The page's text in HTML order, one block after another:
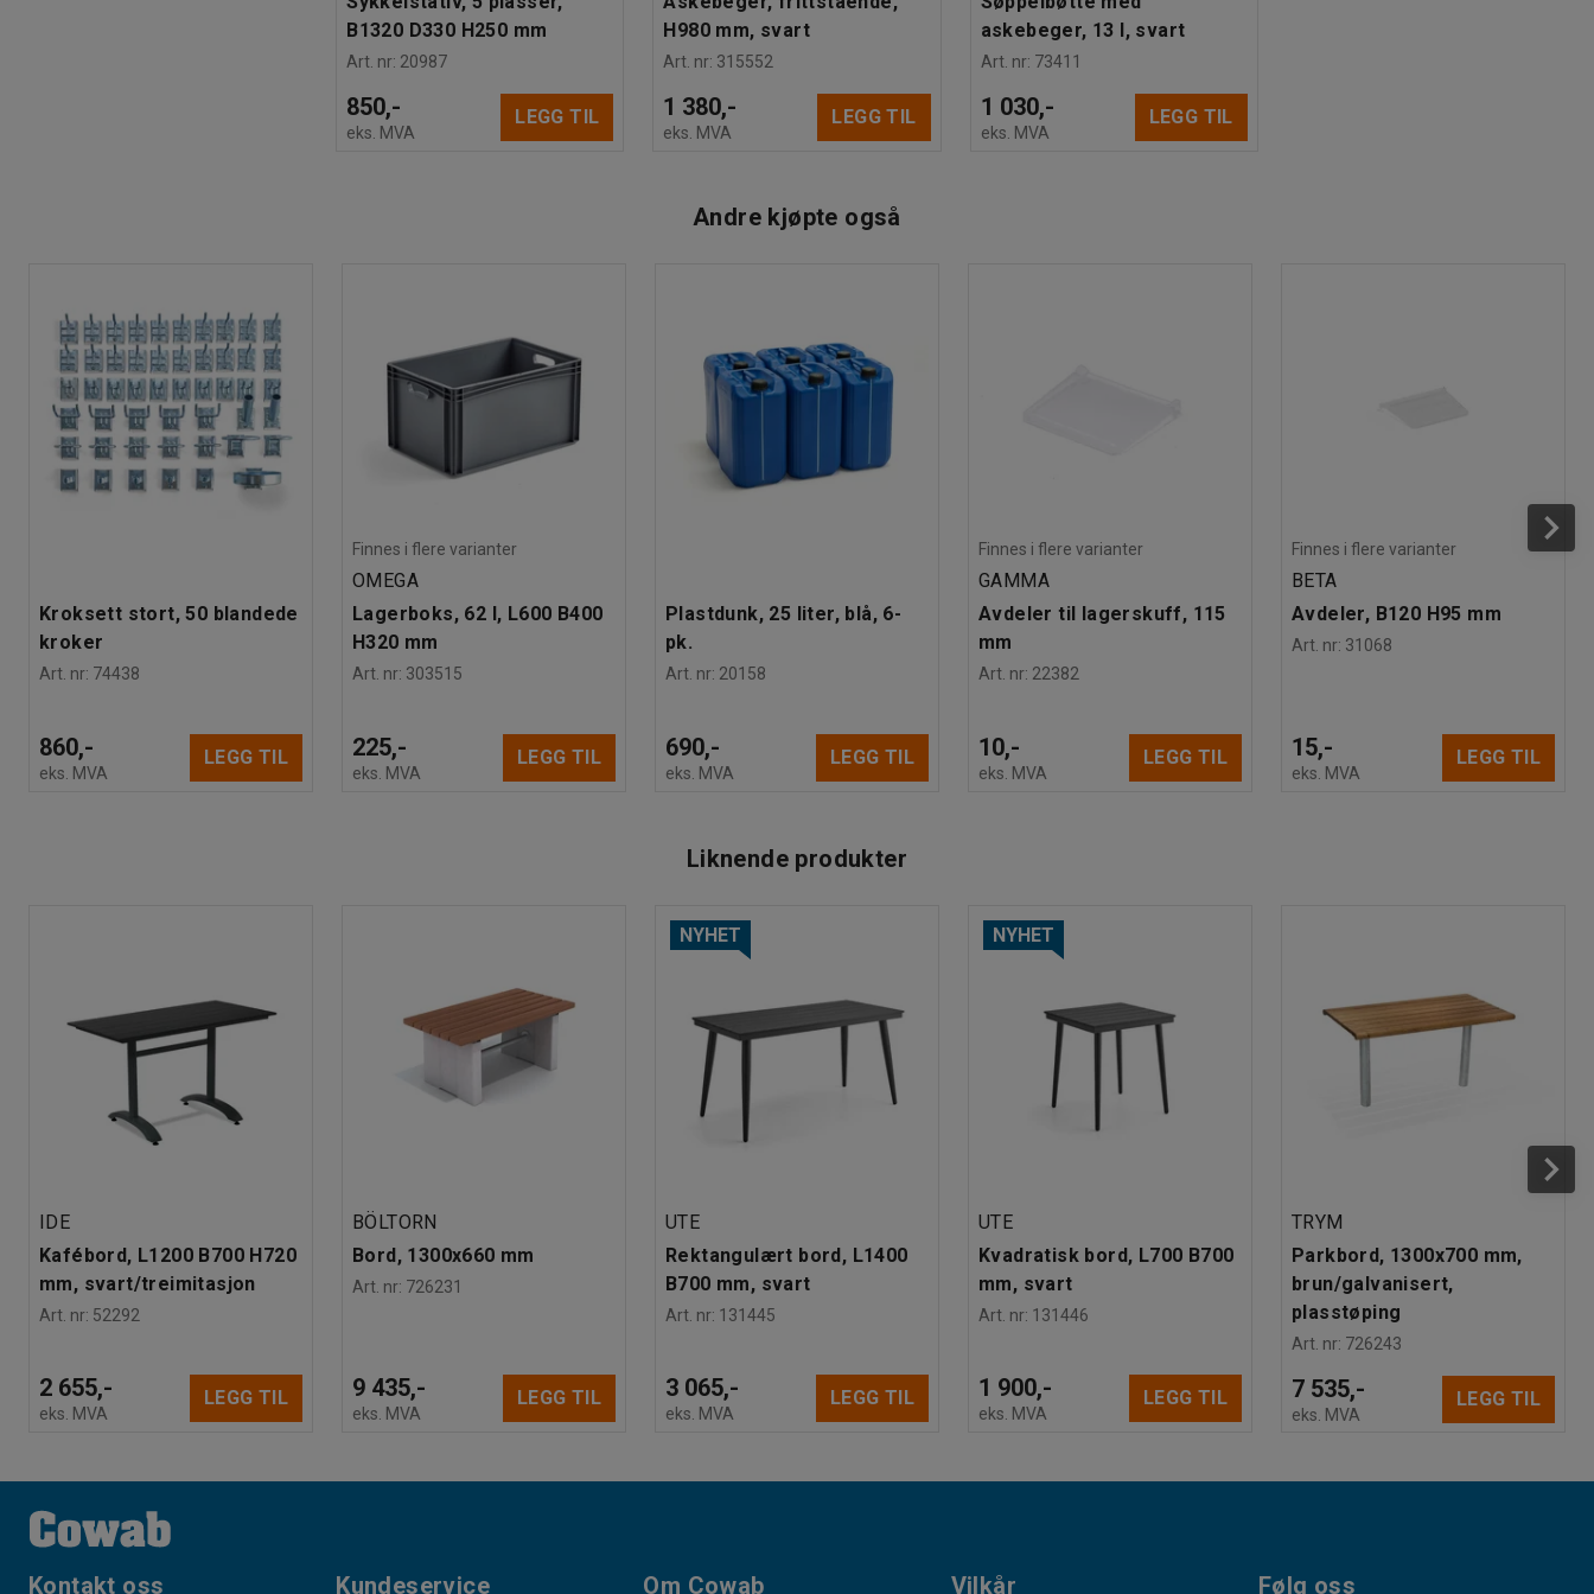
B1320 D330 H250 mm
Art. nr: 20987
850,-
eks. MVA
LEGG TIL
H980 mm, svart
Art. nr: 315552
1 380,-
eks. MVA
LEGG TIL
askebeger, 13 l, svart
Art. nr: 73411
1 030,-
eks. MVA
LEGG TIL
Andre kjøpte også
Kroksett stort, 50 blandede
kroker
Art. nr: 74438
860,-
eks. MVA
LEGG TIL
Finnes i flere varianter
OMEGA
Lagerboks, 62 l, L600 B400
H320 mm
Art. nr: 303515
225,-
eks. MVA
LEGG TIL
Plastdunk, 25 liter, blå, 6-
pk.
Art. nr: 20158
690,-
eks. MVA
LEGG TIL
Finnes i flere varianter
GAMMA
Avdeler til lagerskuff, 115
mm
Art. nr: 22382
10,-
eks. MVA
LEGG TIL
Finnes i flere varianter
BETA
Avdeler, B120 H95 mm
Art. nr: 31068
15,-
eks. MVA
LEGG TIL
Liknende produkter
IDE
Kafébord, L1200 B700 H720
mm, svart/treimitasjon
Art. nr: 52292
2 655,-
eks. MVA
LEGG TIL
BÖLTORN
Bord, 1300x660 mm
Art. nr: 726231
9 435,-
eks. MVA
LEGG TIL
NYHET
UTE
Rektangulært bord, L1400
B700 mm, svart
Art. nr: 131445
3 065,-
eks. MVA
LEGG TIL
NYHET
UTE
Kvadratisk bord, L700 B700
mm, svart
Art. nr: 131446
1 900,-
eks. MVA
LEGG TIL
TRYM
Parkbord, 1300x700 mm,
brun/galvanisert,
plasstøping
Art. nr: 726243
7 535,-
eks. MVA
LEGG TIL
Kontakt oss Kundeservice Om Cowab Vilkår Følg oss